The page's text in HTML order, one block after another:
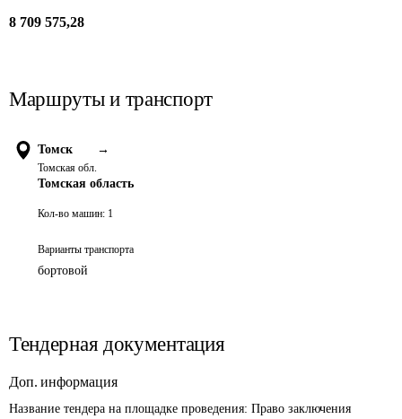
8 709 575,28
Маршруты и транспорт
Томск →
Томская обл.
Томская область
Кол-во машин: 1
Варианты транспорта
бортовой
Тендерная документация
Доп. информация
Название тендера на площадке проведения: Право заключения